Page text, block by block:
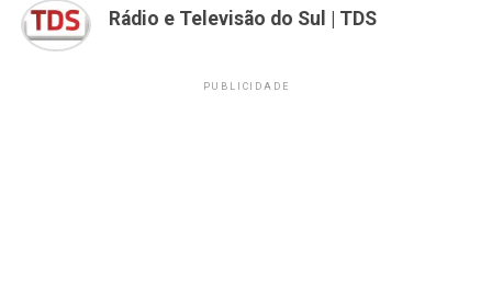
Rádio e Televisão do Sul | TDS
PUBLICIDADE